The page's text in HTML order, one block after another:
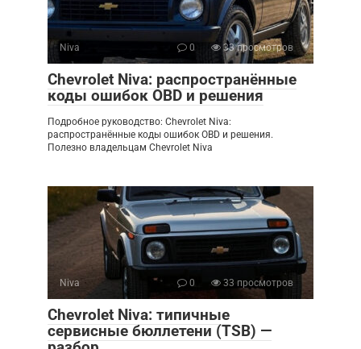
Niva 0 33 просмотров
Chevrolet Niva: распространённые
коды ошибок OBD и решения
Подробное руководство: Chevrolet Niva:
распространённые коды ошибок OBD и решения.
Полезно владельцам Chevrolet Niva
Niva 0 33 просмотров
Chevrolet Niva: типичные
сервисные бюллетени (TSB) —